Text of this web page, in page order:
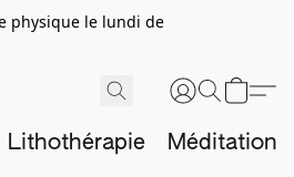
physique le lundi de
Lithothérapie Méditation